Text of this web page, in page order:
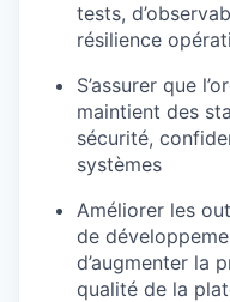
tests,
résilience
S’assurer que
maintient des
sécurité,
systèmes
Améliorer les
de
d’augmenter la
qualité de la